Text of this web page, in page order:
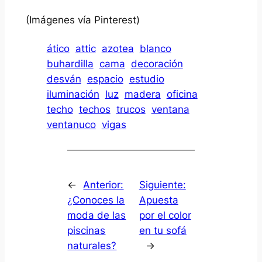
(Imágenes vía Pinterest)
ático attic azotea blanco
buhardilla cama decoración
desván espacio estudio
iluminación luz madera oficina
techo techos trucos ventana
ventanuco vigas
←
Anterior:
¿Conoces la
moda de las
piscinas
naturales?
Siguiente:
Apuesta
por el color
en tu sofá
→